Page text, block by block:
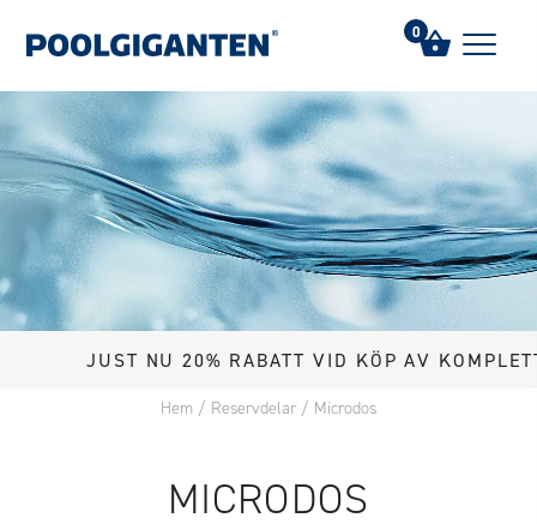
JUST NU 20% RABATT VID KÖP AV KOMPLETT POOL
Hem / Reservdelar / Microdos
MICRODOS
0